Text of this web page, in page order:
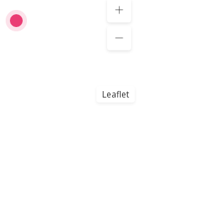
Leaflet